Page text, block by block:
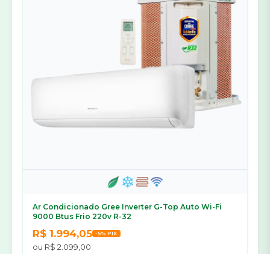
Ar Condicionado Gree Inverter G-Top Auto Wi-Fi
9000 Btus Frio 220v R-32
R$ 1.994,05 -5% PIX
ou R$ 2.099,00